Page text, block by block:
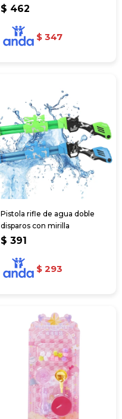
$ 462
$ 347
Pistola rifle de agua doble
disparos con mirilla
$ 391
$ 293